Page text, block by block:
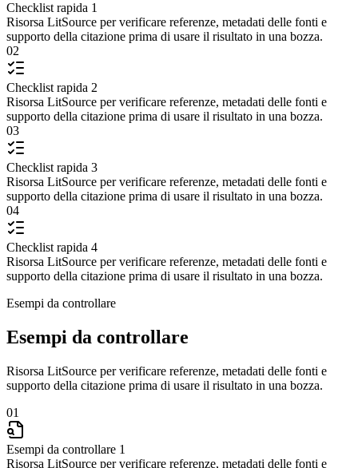
Checklist rapida 1
Risorsa LitSource per verificare referenze, metadati delle fonti e
supporto della citazione prima di usare il risultato in una bozza.
02
Checklist rapida 2
Risorsa LitSource per verificare referenze, metadati delle fonti e
supporto della citazione prima di usare il risultato in una bozza.
03
Checklist rapida 3
Risorsa LitSource per verificare referenze, metadati delle fonti e
supporto della citazione prima di usare il risultato in una bozza.
04
Checklist rapida 4
Risorsa LitSource per verificare referenze, metadati delle fonti e
supporto della citazione prima di usare il risultato in una bozza.
Esempi da controllare
Esempi da controllare
Risorsa LitSource per verificare referenze, metadati delle fonti e
supporto della citazione prima di usare il risultato in una bozza.
01
Esempi da controllare 1
Risorsa LitSource per verificare referenze, metadati delle fonti e